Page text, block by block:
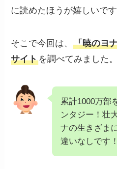
に読めたほうが嬉しいで
そこで今回は、「暁のヨ
サイトを調べてみました。
累計1000万部
ンタジー！壮
ナの生きざま
違いなしです！